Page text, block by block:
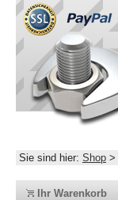
Sie sind hier: Shop >
Ihr Warenkorb